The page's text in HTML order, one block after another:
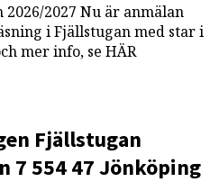
2027 Nu är anmälan
i Fjällstugan med star i
mer info, se HÄR
Fjällstugan
7554 47 Jönköping